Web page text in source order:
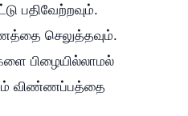
பதிவேற்றவும்.
செலுத்தவும்.
பிழையில்லாமல்
விண்ணப்பத்தை